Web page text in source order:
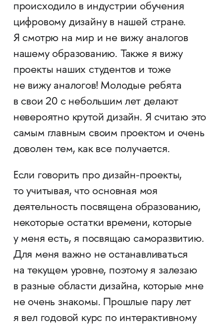
происходило в индустрии обучения
цифровому дизайну в нашей стране.
Я смотрю на мир и не вижу аналогов
нашему образованию. Также я вижу
проекты наших студентов и тоже
не вижу аналогов! Молодые ребята
в свои 20 с небольшим лет делают
невероятно крутой дизайн. Я считаю это
самым главным своим проектом и очень
доволен тем, как все получается.
Если говорить про дизайн-проекты,
то учитывая, что основная моя
деятельность посвящена образованию,
некоторые остатки времени, которые
у меня есть, я посвящаю саморазвитию.
Для меня важно не останавливаться
на текущем уровне, поэтому я залезаю
в разные области дизайна, которые мне
не очень знакомы. Прошлые пару лет
я вел годовой курс по интерактивному